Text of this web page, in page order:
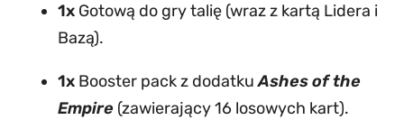
1x Gotową do gry talię (wraz z kartą Lidera i
Bazą).
1x Booster pack z dodatkuAshes of the
Empire (zawierający 16 losowych kart).